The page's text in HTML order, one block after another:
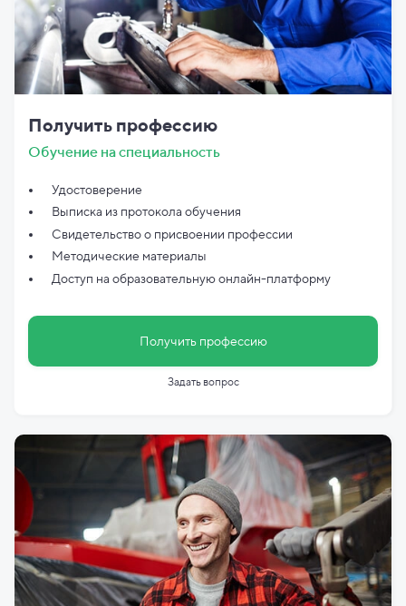
Получить профессию
Обучение на специальность
Удостоверение
Выписка из протокола обучения
Свидетельство о присвоении профессии
Методические материалы
Доступ на образовательную онлайн-платформу
Получить профессию
Задать вопрос